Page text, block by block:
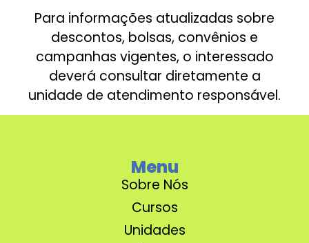
Para informações atualizadas sobre
descontos, bolsas, convênios e
campanhas vigentes, o interessado
deverá consultar diretamente a
unidade de atendimento responsável.
Menu
Sobre Nós
Cursos
Unidades